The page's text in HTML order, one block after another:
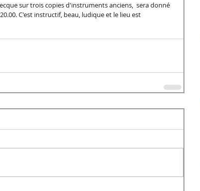
C'est instructif, beau, ludique et le lieu est